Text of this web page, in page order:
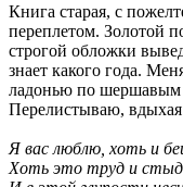
Книга старая, с
переплетом. Золотой
строгой обложки
знает какого года.
ладонью по
Перелистываю,
Я вас люблю, хоть и
Хоть это труд и стыд